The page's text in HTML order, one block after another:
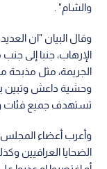
والشام" .
وقال البيان "ان
الإرهاب، جنبا إلى
الجريمة، مثل مذبحة
وحشية داعش وتبين
تستهدف جميع فئات
وأعرب أعضاء
الضحايا العراقيين